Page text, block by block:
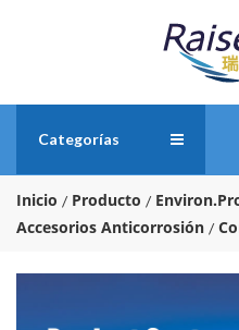
Categorías
Inicio Producto
Accesorios Anticorrosión